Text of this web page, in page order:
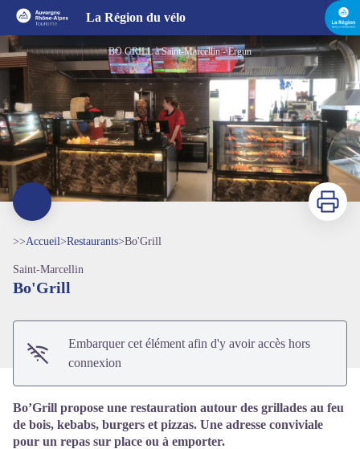
La Région du vélo
BO GRILL à Saint-Marcellin - Ergun
Imprimer
>>Accueil>Restaurants>Bo'Grill
Saint-Marcellin
Bo'Grill
Embarquer cet élément afin d'y avoir accès hors
connexion
Bo’Grill propose une restauration autour des grillades au feu
de bois, kebabs, burgers et pizzas. Une adresse conviviale
pour un repas sur place ou à emporter.